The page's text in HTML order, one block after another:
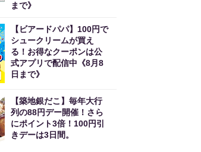
まで》
【ビアードパパ】100円で
シュークリームが買え
る！お得なクーポンは公
式アプリで配信中《8月8
日まで》
【築地銀だこ】毎年大行
列の88円デー開催！さら
にポイント3倍！100円引
きデーは3日間。